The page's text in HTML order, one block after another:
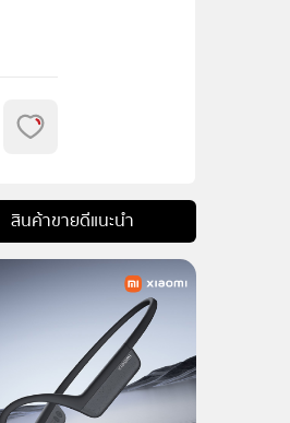
สินค้าขายดีแนะนำ